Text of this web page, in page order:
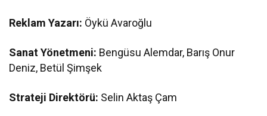
Reklam Yazarı: Öykü Avaroğlu
Sanat Yönetmeni: Bengüsu Alemdar, Barış Onur
Deniz, Betül Şimşek
Strateji Direktörü: Selin Aktaş Çam